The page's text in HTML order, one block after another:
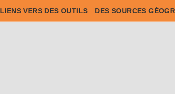
to
LIENS VERS DES OUTILS DES SOURCES